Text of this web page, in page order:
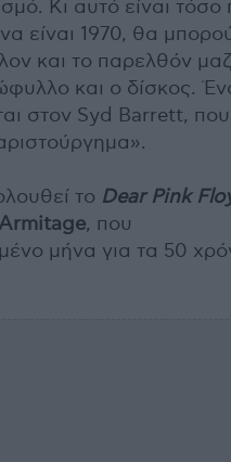
Κι αυτό είναι τόσο
είναι 1970, θα
και το παρελθόν
και ο δίσκος.
στον Syd Barrett,
το Dear Pink
, που
μήνα για τα 50